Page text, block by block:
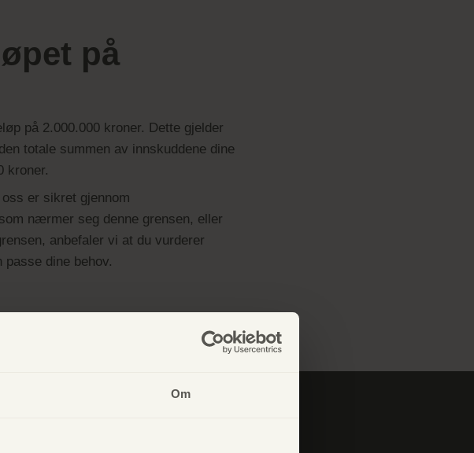
Om
på
på 2.000.000 kroner. Dette gjelder
totale summen av innskuddene dine
kroner.
er sikret gjennom
nærmer seg denne grensen, eller
anbefaler vi at du vurderer
dine behov.